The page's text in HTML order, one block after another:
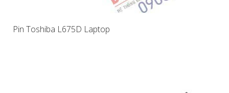
Pin Toshiba L675D Laptop